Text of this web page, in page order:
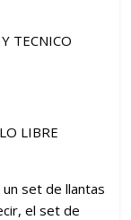
TECNICO
LIBRE
set de llantas
el set de